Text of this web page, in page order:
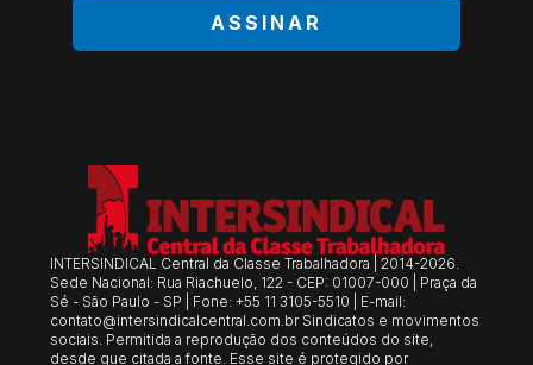
ASSINAR
INTERSINDICAL Central da Classe Trabalhadora | 2014-2026.
Sede Nacional: Rua Riachuelo, 122 - CEP: 01007-000 | Praça da
Sé - São Paulo - SP | Fone: +55 11 3105-5510 | E-mail:
contato@intersindicalcentral.com.br Sindicatos e movimentos
sociais. Permitida a reprodução dos conteúdos do site,
desde que citada a fonte. Esse site é protegido por